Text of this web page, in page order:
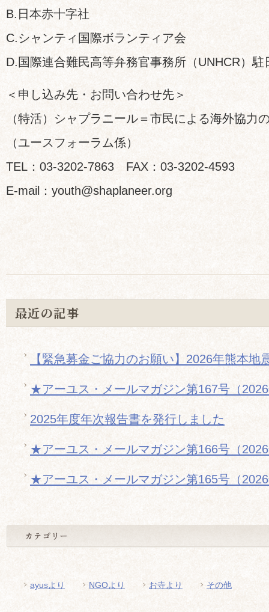
B.日本赤十字社
C.シャンティ国際ボランティア会
D.国際連合難民高等弁務官事務所（UNHCR）駐
＜申し込み先・お問い合わせ先＞
（特活）シャプラニール＝市民による海外協力
（ユースフォーラム係）
TEL：03-3202-7863 FAX：03-3202-4593
E-mail：youth@shaplaneer.org
最近の記事
【緊急募金ご協力のお願い】2026年熊本地
★アーユス・メールマガジン第167号（
2025年度年次報告書を発行しました
★アーユス・メールマガジン第166号（
★アーユス・メールマガジン第165号（
ayusより NGOより お寺より その他